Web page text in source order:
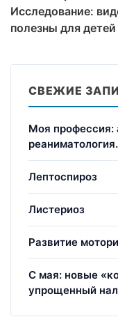
Исследование:
полезны для детей
СВЕЖИЕ
Моя профессия:
Лептоспироз
Листериоз
Развитие
С мая: новые
упрощенный